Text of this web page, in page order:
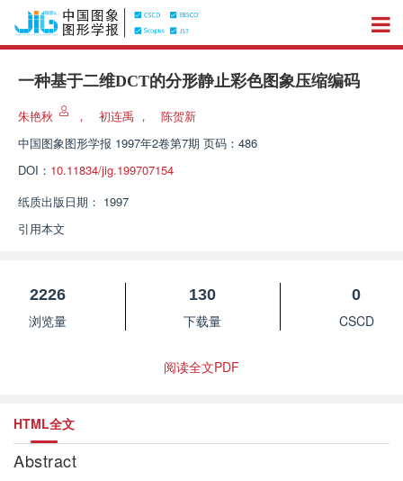
一种基于二维DCT的分形静止彩色图象压缩编码
朱艳秋 ， 初连禹 ，
陈贺新
中国图象图形学报 1997年2卷第7期 页码：486
DOI： 10.11834/jig.199707154
纸质出版日期： 1997
引用本文
2226
浏览量
130
下载量
0
CSCD
阅读全文PDF
HTML全文
Abstract